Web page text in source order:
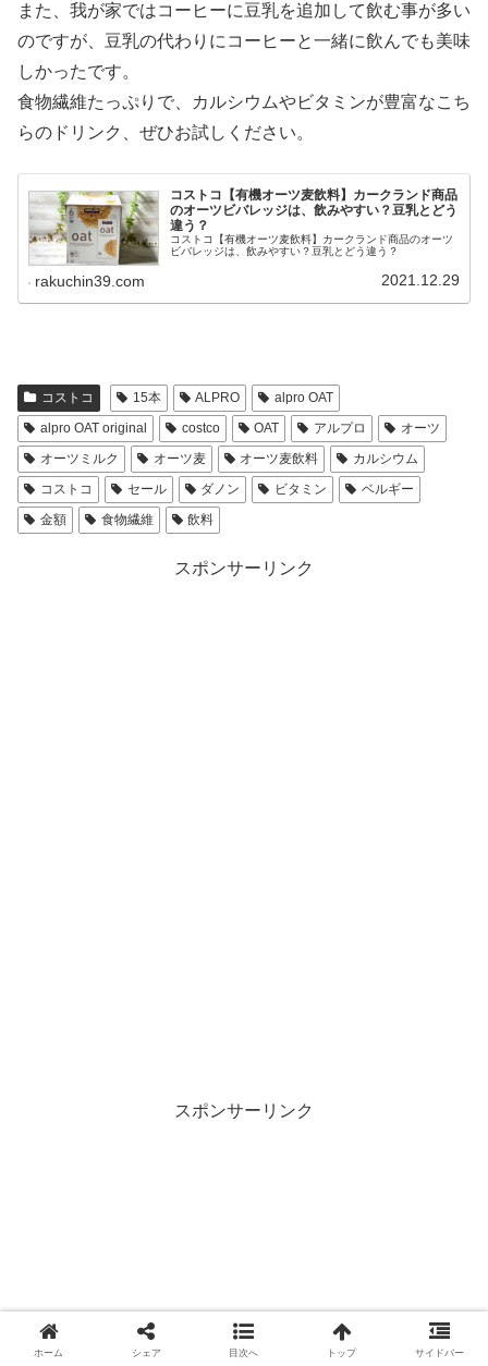
また、我が家ではコーヒーに豆乳を追加して飲む事が多い
のですが、豆乳の代わりにコーヒーと一緒に飲んでも美味
しかったです。
食物繊維たっぷりで、カルシウムやビタミンが豊富なこち
らのドリンク、ぜひお試しください。
コストコ【有機オーツ麦飲料】カークランド商品
のオーツビバレッジは、飲みやすい？豆乳とどう
違う？
コストコ【有機オーツ麦飲料】カークランド商品のオーツ
ビバレッジは、飲みやすい？豆乳とどう違う？
rakuchin39.com 2021.12.29
コストコ 15本 ALPRO
alpro OAT
alpro OAT original
costco OAT アルプロ
オーツ
オーツミルク
オーツ麦 オーツ麦飲料
カルシウム
コストコ
セール ダノン ビタミン
ベルギー
金額
食物繊維 飲料
スポンサーリンク
スポンサーリンク
ホーム シェア 目次へ トップ サイドバー